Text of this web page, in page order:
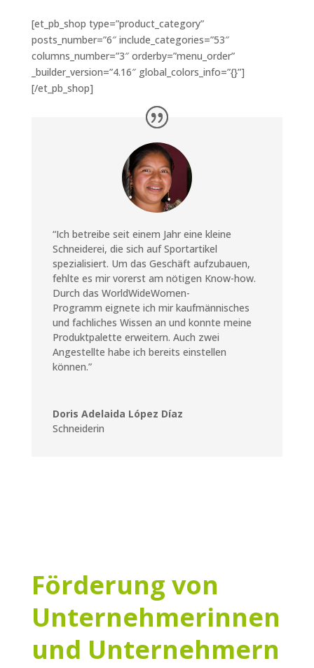
[et_pb_shop type=”product_category”
posts_number=”6″ include_categories=”53″
columns_number=”3″ orderby=”menu_order”
_builder_version=”4.16″ global_colors_info=”{}”]
[/et_pb_shop]
“Ich betreibe seit einem Jahr eine kleine
Schneiderei, die sich auf Sportartikel
spezialisiert. Um das Geschäft aufzubauen,
fehlte es mir vorerst am nötigen Know-how.
Durch das WorldWideWomen-
Programm eignete ich mir kaufmännisches
und fachliches Wissen an und konnte meine
Produktpalette erweitern. Auch zwei
Angestellte habe ich bereits einstellen
können.”
Doris Adelaida López Díaz
Schneiderin
Förderung von
Unternehmerinnen
und Unternehmern